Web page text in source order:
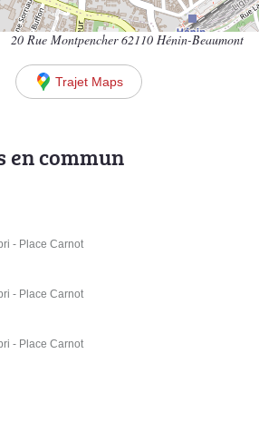
20 Rue Montpencher 62110 Hénin-Beaumont
Trajet Maps
commun
- Place Carnot
- Place Carnot
- Place Carnot